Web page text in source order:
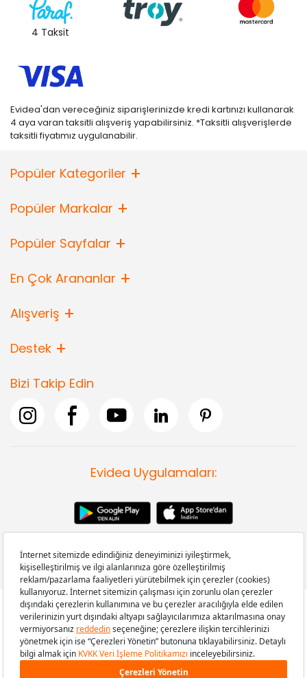
4 Taksit
Evidea'dan vereceğiniz siparişlerinizde kredi kartınızı kullanarak
4 aya varan taksitli alışveriş yapabilirsiniz. *Taksitli alışverişlerde
taksitli fiyatımız uygulanabilir.
Popüler Kategoriler
Popüler Markalar
Popüler Sayfalar
En Çok Arananlar
Alışveriş
Destek
Bizi Takip Edin
Evidea Uygulamaları:
Copyright © 2008-2026 Evidea.com | Tüm hakları saklıdır.